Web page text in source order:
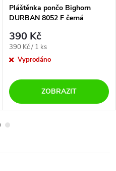
Pláštěnka pončo Bighorn
DURBAN 8052 F černá
390 Kč
Měrná
cena:
390 Kč / 1 ks
Vyprodáno
ZOBRAZIT